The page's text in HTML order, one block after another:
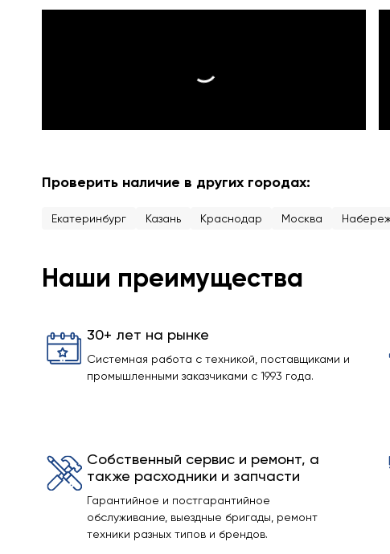
Проверить наличие в других городах:
Екатеринбург Казань Краснодар Москва
Наши преимущества
30+ лет на рынке
Системная работа с техникой, поставщиками и
промышленными заказчиками с 1993 года.
Собственный сервис и ремонт, а
также расходники и запчасти
Гарантийное и постгарантийное
обслуживание, выездные бригады, ремонт
техники разных типов и брендов.